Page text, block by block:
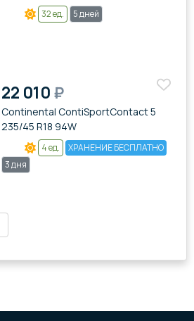
32 ед. 5 дней
22 010₽
Continental ContiSportContact 5
235/45 R18 94W
4 ед.
ХРАНЕНИЕ БЕСПЛАТНО
3 дня